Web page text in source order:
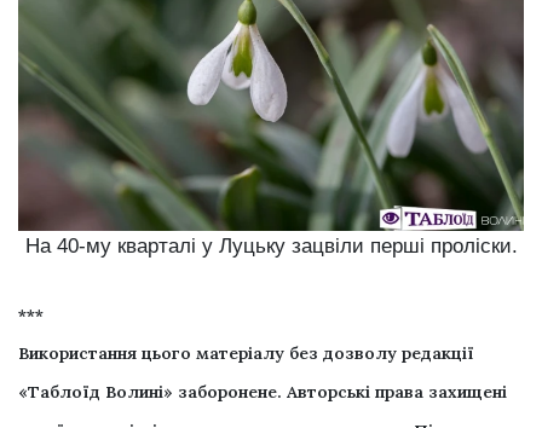
На 40-му кварталі у Луцьку зацвіли перші проліски.
***
Використання цього матеріалу без дозволу редакції
«Таблоїд Волині» заборонене. Авторські права захищені